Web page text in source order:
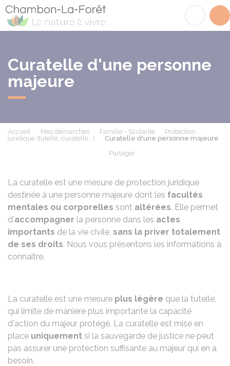
Curatelle d'une personne
majeure
Accueil Mes démarches Famille - Scolarité
Protection
juridique (tutelle, curatelle...)
Curatelle d'une personne majeure
Partager
La curatelle est une mesure de protection juridique
destinée à une personne majeure dont les facultés
mentales ou corporelles sont altérées. Elle permet
d'accompagner la personne dans les actes
importants de la vie civile, sans la priver totalement
de ses droits. Nous vous présentons les informations à
connaître.
La curatelle est une mesure plus légère que la tutelle,
qui limite de manière plus importante la capacité
d'action du majeur protégé. La curatelle est mise en
place uniquement si la sauvegarde de justice ne peut
pas assurer une protection suffisante au majeur qui en a
besoin.